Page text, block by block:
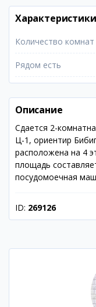
Характеристики
Количество комнат
Рядом есть
Описание
Сдается 2-
Ц-1, ориентир
расположена на 4
площадь
посудомоечная
ID: 269126